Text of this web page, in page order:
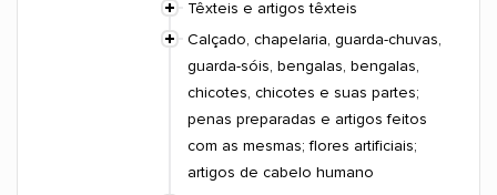
Têxteis e artigos têxteis
Calçado, chapelaria, guarda-chuvas,
guarda-sóis, bengalas, bengalas,
chicotes, chicotes e suas partes;
penas preparadas e artigos feitos
com as mesmas; flores artificiais;
artigos de cabelo humano